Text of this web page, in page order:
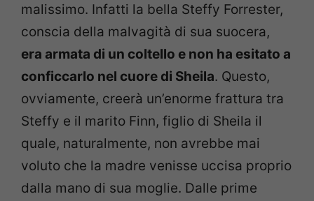
malissimo. Infatti la bella Steffy Forrester,
conscia della malvagità di sua suocera,
era armata di un coltello e non ha esitato a
conficcarlo nel cuore di Sheila. Questo,
ovviamente, creerà un’enorme frattura tra
Steffy e il marito Finn, figlio di Sheila il
quale, naturalmente, non avrebbe mai
voluto che la madre venisse uccisa proprio
dalla mano di sua moglie. Dalle prime